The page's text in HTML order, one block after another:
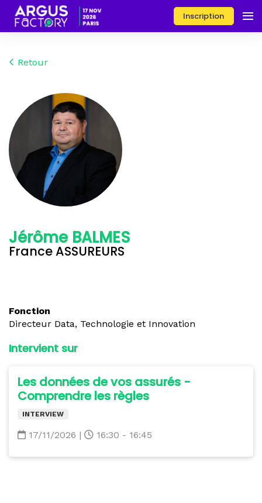
Inscription
Retour
Jérôme BALMES
France ASSUREURS
Fonction
Directeur Data, Technologie et Innovation
Intervient sur
Les données de vos assurés -
Comprendre les règles
INTERVIEW
17/11/2026 | 16:30 - 16:45